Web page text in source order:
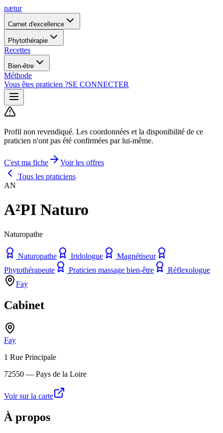
nætur
Carnet d'excellence
Phytothérapie
Recettes
Bien-être
Méthode
Vous êtes praticien ?SE CONNECTER
Profil non revendiqué. Les coordonnées et la disponibilité de ce
praticien n'ont pas été confirmées par lui-même.
C'est ma fiche
Voir les offres
Tous les praticiens
AN
A²PI Naturo
Naturopathe
Naturopathe Iridologue
Magnétiseur
Phytothérapeute
Praticien massage bien-être
Réflexologue
Fay
Cabinet
Fay
1 Rue Principale
72550 — Pays de la Loire
Voir sur la carte
À propos